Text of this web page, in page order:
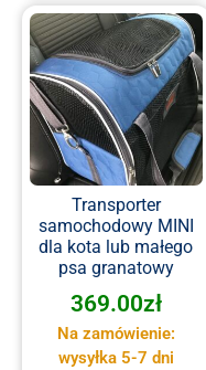
Transporter
samochodowy MINI
dla kota lub małego
psa granatowy
369.00zł
Na zamówienie:
wysyłka 5-7 dni